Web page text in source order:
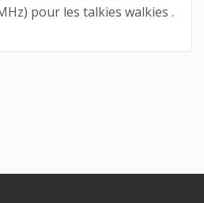
pour les talkies walkies .